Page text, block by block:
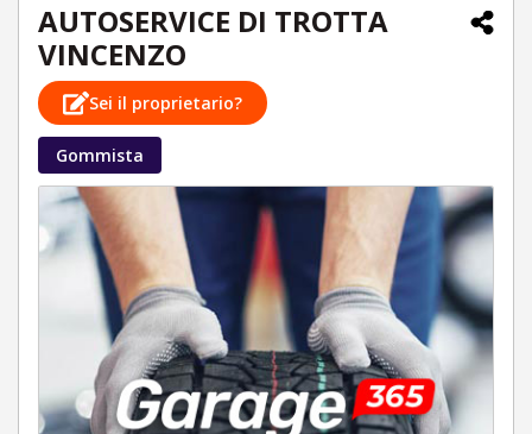
AUTOSERVICE DI TROTTA
VINCENZO
Sei il proprietario?
Gommista